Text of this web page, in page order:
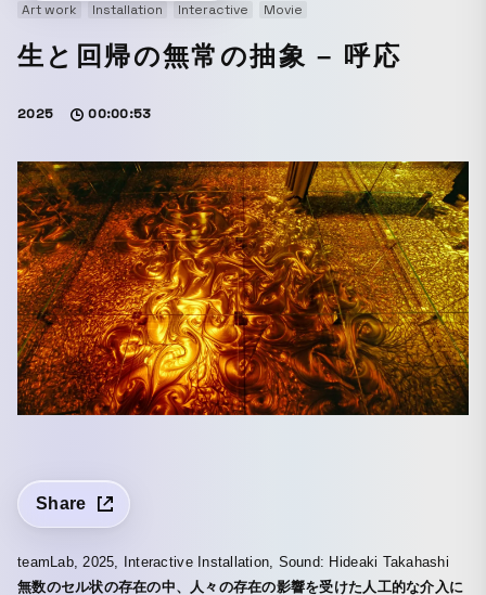
Art work
Installation Interactive Movie
生と回帰の無常の抽象 – 呼応
2025 00:00:53
Share
teamLab, 2025, Interactive Installation, Sound: Hideaki Takahashi
無数のセル状の存在の中、人々の存在の影響を受けた人工的な介入に